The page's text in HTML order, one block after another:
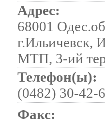
Адрес:
68001
г.Ильичевск,
МТП, 3-ий
Телефон(ы):
(0482) 30-42-
Факс: